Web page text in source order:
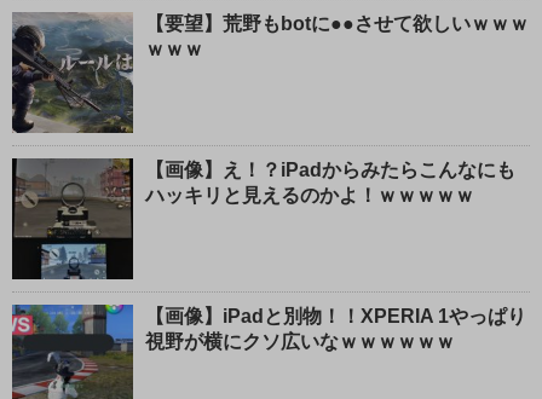
【要望】荒野もbotに●●させて欲しいｗｗｗ
ｗｗｗ
【画像】え！？iPadからみたらこんなにも
ハッキリと見えるのかよ！ｗｗｗｗｗ
【画像】iPadと別物！！XPERIA 1やっぱり
視野が横にクソ広いなｗｗｗｗｗｗ